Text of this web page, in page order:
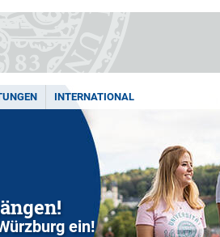
INTERNATIONAL
ein!